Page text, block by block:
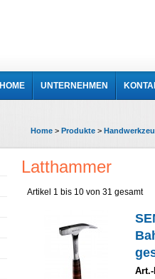
HOME UNTERNEHMEN
Home > Produkte >
Latthammer
Artikel 1 bis 10 von 31 gesamt
Art.-